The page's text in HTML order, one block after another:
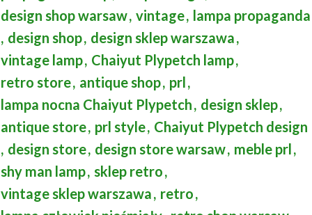
design shop warsaw, vintage, lampa propaganda
, design shop, design sklep warszawa,
vintage lamp, Chaiyut Plypetch lamp,
retro store, antique shop, prl,
lampa nocna Chaiyut Plypetch, design sklep,
antique store, prl style, Chaiyut Plypetch design
, design store, design store warsaw, meble prl,
shy man lamp, sklep retro,
vintage sklep warszawa, retro,